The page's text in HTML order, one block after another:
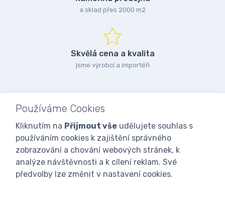
a sklad přes 2000 m2
Skvělá cena a kvalita
jsme výrobci a importéři
Používáme Cookies
Kliknutím na Přijmout vše udělujete souhlas s
používáním cookies k zajištění správného
zobrazování a chování webových stránek, k
analýze návštěvnosti a k cílení reklam. Své
předvolby lze změnit v nastavení cookies.